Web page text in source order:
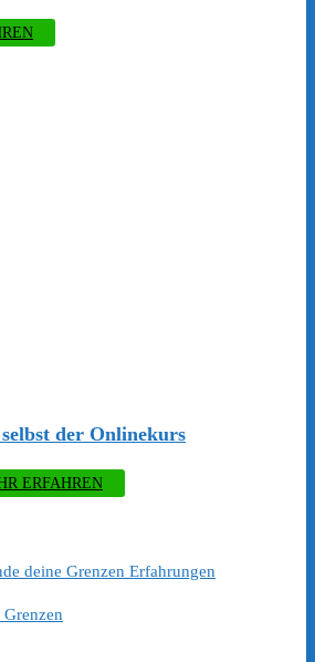
der Onlinekurs
ERFAHREN